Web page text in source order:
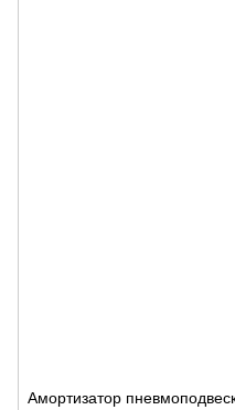
Амортизатор